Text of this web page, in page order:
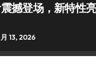
撼登场，新特性
13, 2026